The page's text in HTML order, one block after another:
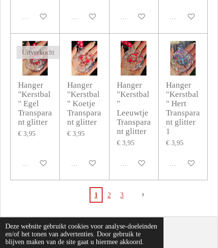
Deze website gebruikt cookies voor analyse-doeleinden
en/of het tonen van advertenties. Door gebruik te
blijven maken van de site gaat u hiermee akkoord.
Uitverkocht In winkelwagen In winkelwagen In winkelwagen
Uitverkocht
Hanger
"Kerstbal
" Egel
Transpara
nt glitter
€ 3,95
Uitverkocht
Hanger
"Kerstbal
" Koetje
Transpara
nt glitter
€ 3,95
In winkelwagen
Hanger
"Kerstbal
"
Leeuwtje
Transpara
nt glitter
€ 3,95
In winkelwagen
Hanger
"Kerstbal
" Hert
Transpara
nt glitter
1
€ 3,95
In winkelwagen
1 2 3
F
a